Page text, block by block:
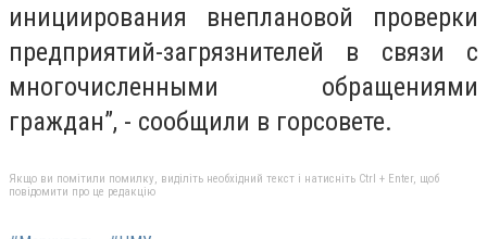
инициирования внеплановой проверки
предприятий-загрязнителей в связи с
многочисленными обращениями
граждан”, - сообщили в горсовете.
Якщо ви помітили помилку, виділіть необхідний текст і натисніть Ctrl + Enter, щоб
повідомити про це редакцію